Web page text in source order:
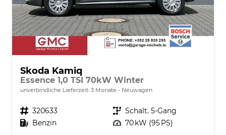
Skoda Kamiq
Essence 1,0 TSI 70kW Winter
unverbindliche Lieferzeit: 3 Monate Neuwagen
Fahrzeugnr. 320633 Getriebe Schalt. 5-Gang
Kraftstoff Benzin Leistung 70 kW (95 PS)